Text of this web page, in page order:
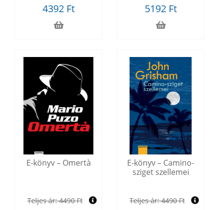
4392 Ft 5192 Ft
E-könyv – Omertà
Teljes ár:4490 Ft
E-könyv – Camino-
sziget szellemei
Teljes ár:4490 Ft